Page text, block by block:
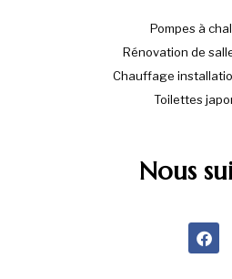
Pompes à
Rénovation de
Chauffage
Toilettes
Nous